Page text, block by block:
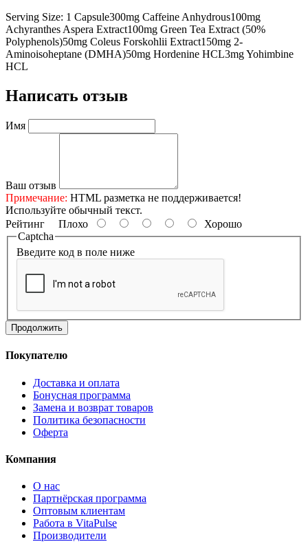
Serving Size: 1 Capsule300mg Caffeine Anhydrous100mg
Achyranthes Aspera Extract100mg Green Tea Extract (50%
Polyphenols)50mg Coleus Forskohlii Extract150mg 2-
Aminoisoheptane (DMHA)50mg Hordenine HCL3mg Yohimbine
HCL
Написать отзыв
Имя
Ваш отзыв
Примечание: HTML разметка не поддерживается!
Используйте обычный текст.
Рейтинг Плохо
Хорошо
Captcha
Введите код в поле ниже
Продолжить
Покупателю
Доставка и оплата
Бонусная программа
Замена и возврат товаров
Политика безопасности
Оферта
Компания
О нас
Партнёрская программа
Оптовым клиентам
Работа в VitaPulse
Производители